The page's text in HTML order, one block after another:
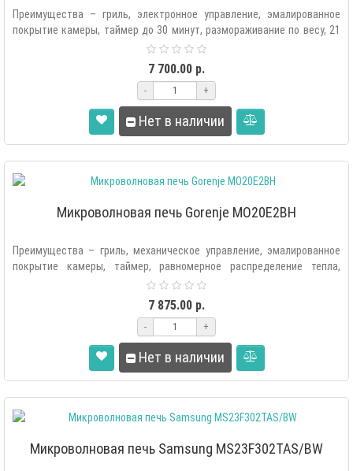
Преимущества – гриль, электронное управление, эмалированное
покрытие камеры, таймер до 30 минут, размораживание по весу, 21
7 700.00 р.
- +
Нет в наличии
Микроволновая печь Gorenje MO20E2BH
Преимущества – гриль, механическое управление, эмалированное
покрытие камеры, таймер, равномерное распределение тепла,
7 875.00 р.
- +
Нет в наличии
Микроволновая печь Samsung MS23F302TAS/BW